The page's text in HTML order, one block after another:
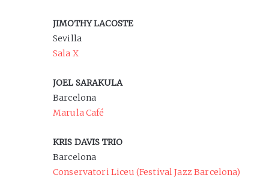
JIMOTHY LACOSTE
Sevilla
Sala X
JOEL SARAKULA
Barcelona
Marula Café
KRIS DAVIS TRIO
Barcelona
Conservatori Liceu (Festival Jazz Barcelona)